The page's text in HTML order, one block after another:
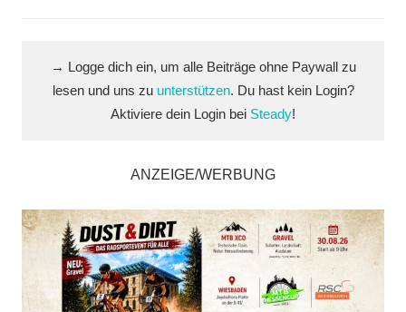
→ Logge dich ein, um alle Beiträge ohne Paywall zu
lesen und uns zu unterstützen. Du hast kein Login?
Aktiviere dein Login bei Steady!
ANZEIGE/WERBUNG